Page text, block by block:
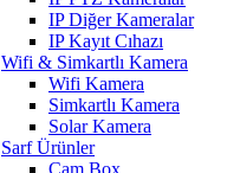
IP Diğer Kameralar
IP Kayıt Cıhazı
Wifi & Simkartlı Kamera
Wifi Kamera
Simkartlı Kamera
Solar Kamera
Sarf Ürünler
Cam Box